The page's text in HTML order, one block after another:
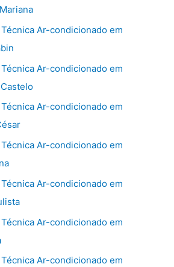
Ar-condicionado em
Ar-condicionado em
Ar-condicionado em
Ar-condicionado em
Ar-condicionado em
Ar-condicionado em
Ar-condicionado em